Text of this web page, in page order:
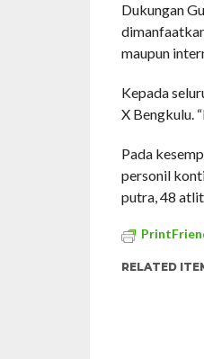
Dukungan
maupun
Kepada
X Bengkulu.
Pada
personil
putra, 48
RELATED